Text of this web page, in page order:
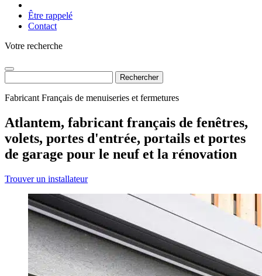
Être rappelé
Contact
Votre recherche
Fabricant Français de menuiseries et fermetures
Atlantem, fabricant français de fenêtres,
volets, portes d'entrée, portails et portes
de garage pour le neuf et la rénovation
Trouver un installateur